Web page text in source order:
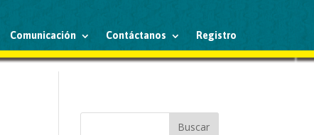
Comunicación Contáctanos Registro